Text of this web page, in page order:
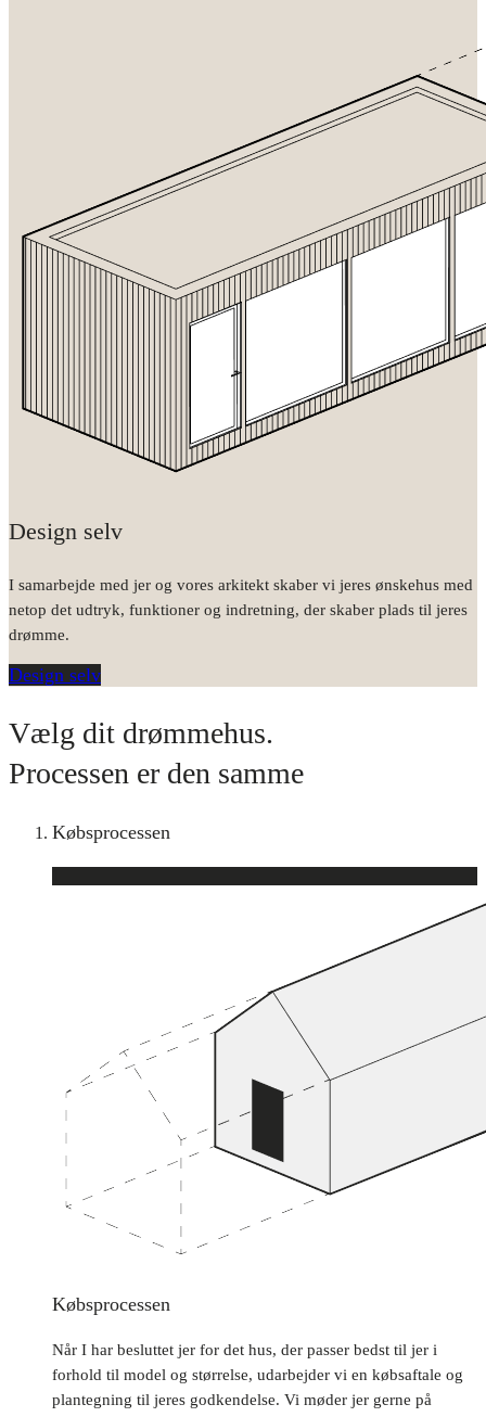
Design selv
I samarbejde med jer og vores arkitekt skaber vi jeres ønskehus med
netop det udtryk, funktioner og indretning, der skaber plads til jeres
drømme.
Design selv
Vælg dit drømmehus.
Processen er den samme
Købsprocessen
Købsprocessen
Når I har besluttet jer for det hus, der passer bedst til jer i
forhold til model og størrelse, udarbejder vi en købsaftale og
plantegning til jeres godkendelse. Vi møder jer gerne på